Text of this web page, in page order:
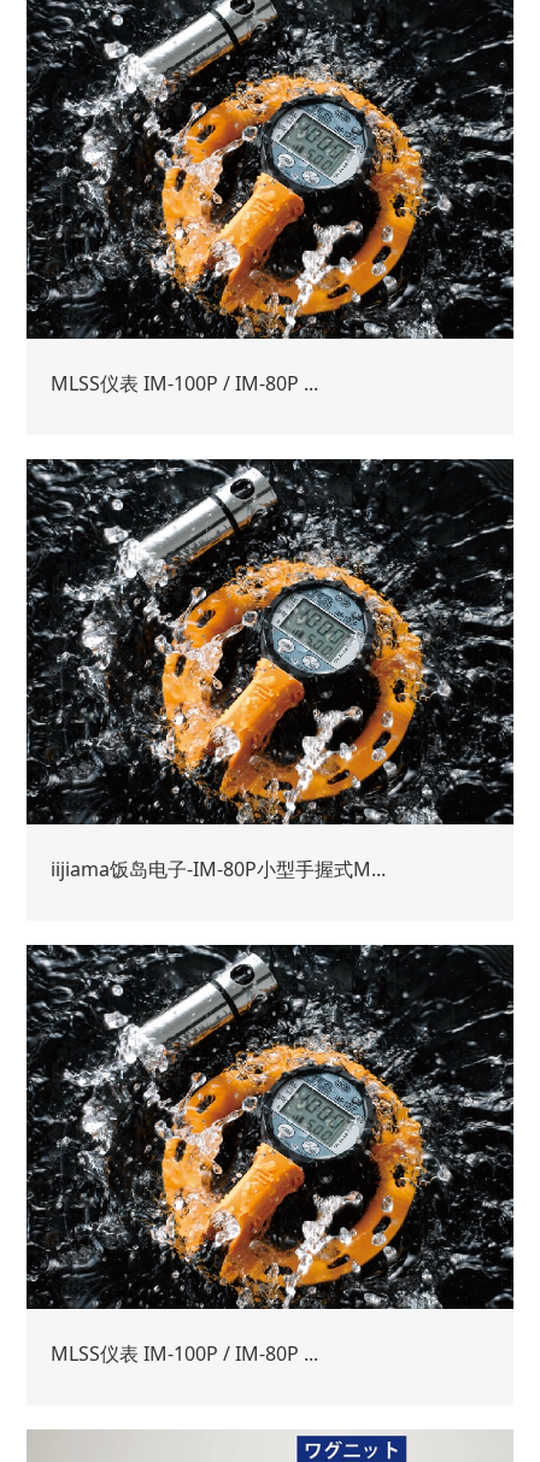
MLSS仪表 IM-100P / IM-80P ...
iijiama饭岛电子-IM-80P小型手握式M...
MLSS仪表 IM-100P / IM-80P ...